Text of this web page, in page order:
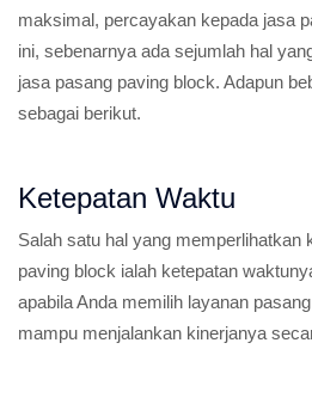
maksimal, percayakan kepada jasa
ini, sebenarnya ada sejumlah hal
jasa pasang paving block. Adapun
sebagai berikut.
Ketepatan Waktu
Salah satu hal yang memperlihatkan
paving block ialah ketepatan
apabila Anda memilih layanan
mampu menjalankan kinerjanya